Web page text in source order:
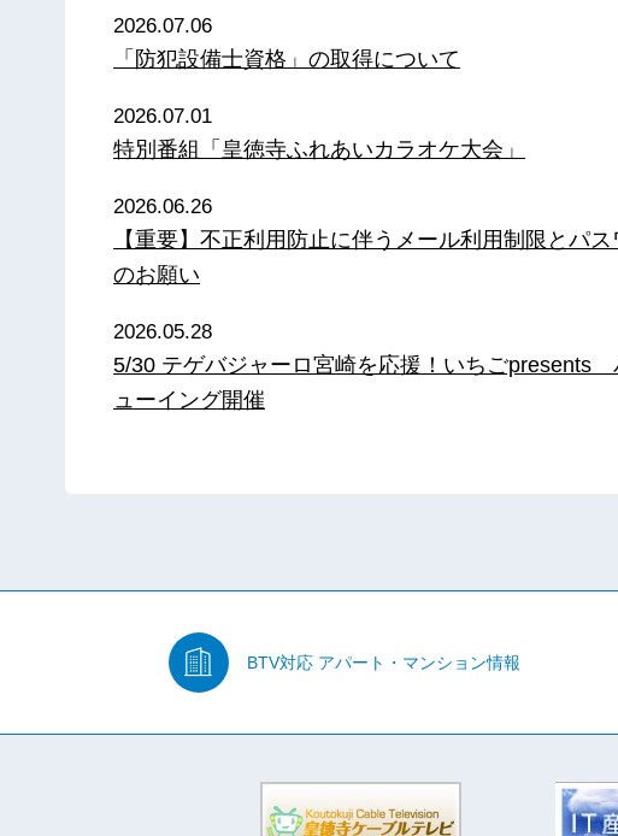
2026.07.06
「防犯設備士資格」の取得について
2026.07.01
特別番組「皇徳寺ふれあいカラオケ大会」
2026.06.26
【重要】不正利用防止に伴うメール利用制限とパ
のお願い
2026.05.28
5/30 テゲバジャーロ宮崎を応援！いちごpresents
ューイング開催
BTV対応 アパート・マンション情報